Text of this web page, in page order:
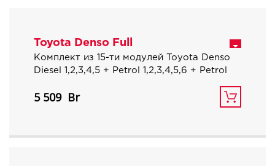
Toyota Denso Full
Комплект из 15-ти модулей Toyota Denso
Diesel 1,2,3,4,5 + Petrol 1,2,3,4,5,6 + Petrol
редактировать все доступные
автомобили Тойота, Лексус, Сцион, Хино
5 509